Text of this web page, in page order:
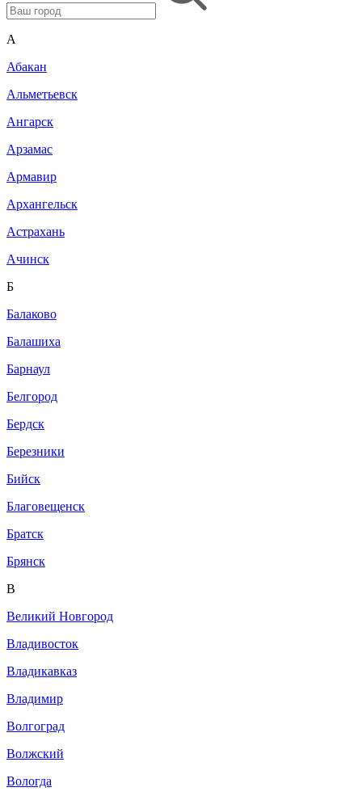
A
Абакан
Альметьевск
Ангарск
Арзамас
Армавир
Архангельск
Астрахань
Ачинск
Б
Балаково
Балашиха
Барнаул
Белгород
Бердск
Березники
Бийск
Благовещенск
Братск
Брянск
В
Великий Новгород
Владивосток
Владикавказ
Владимир
Волгоград
Волжский
Вологда